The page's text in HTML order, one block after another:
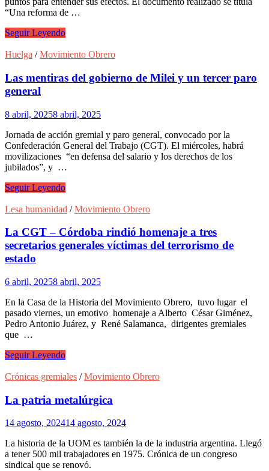
reforma
de
y
empresarios
“Una reforma de …
La
regresiva
Seguir Leyendo
Huelga /Movimiento Obrero
Las mentiras del gobierno de Milei y un tercer paro
general
8 abril, 20258 abril, 2025
Jornada de acción gremial y paro general, convocado por la
Confederación General del Trabajo (CGT). El miércoles, habrá
movilizaciones “en defensa del salario y los derechos de los
jubilados”, y …
Las
del
de
y
un
paro
Seguir Leyendo
Lesa humanidad /Movimiento Obrero
La CGT – Córdoba rindió homenaje a tres
secretarios generales víctimas del terrorismo de
estado
6 abril, 20258 abril, 2025
En la Casa de la Historia del Movimiento Obrero, tuvo lugar el
pasado viernes, un emotivo homenaje a Alberto César Giménez,
Pedro Antonio Juárez, y René Salamanca, dirigentes gremiales
que …
La
–
rindió
homenaje
a
tres
secretarios
generales
víctimas
Seguir Leyendo
Crónicas gremiales /Movimiento Obrero
La patria metalúrgica
14 agosto, 202414 agosto, 2024
La historia de la UOM es también la de la industria argentina. Llegó
a tener 500 mil trabajadores en 1975. Crónica de un congreso
sindical que se renovó.